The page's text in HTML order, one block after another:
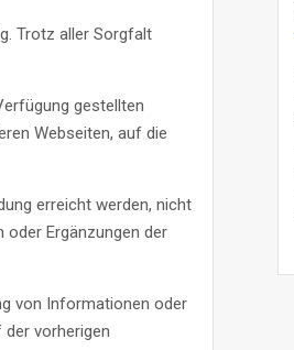
Trotz aller Sorgfalt
gestellten
Webseiten, auf die
erreicht werden, nicht
oder Ergänzungen der
von Informationen oder
der vorherigen